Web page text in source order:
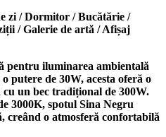
zi / Dormitor / Bucătărie /
/ Galerie de artă / Afișaj
pentru iluminarea ambientală
putere de 30W, acesta oferă o
un bec tradițional de 300W.
3000K, spotul Sina Negru
creând o atmosferă confortabilă